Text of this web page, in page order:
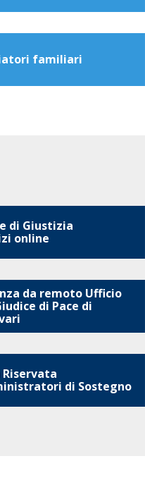
familiari
di Giustizia
online
da remoto Ufficio
di Pace di
Riservata
di Sostegno